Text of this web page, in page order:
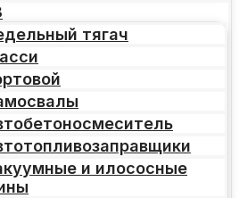
тягач
и илососные